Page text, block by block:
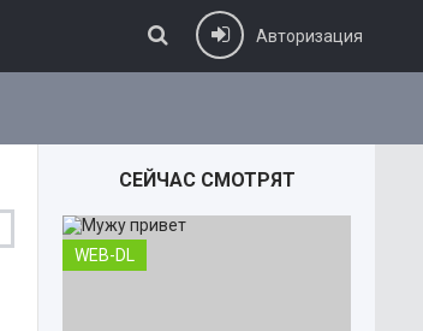
Авторизация
СЕЙЧАС СМОТРЯТ
WEB-DL